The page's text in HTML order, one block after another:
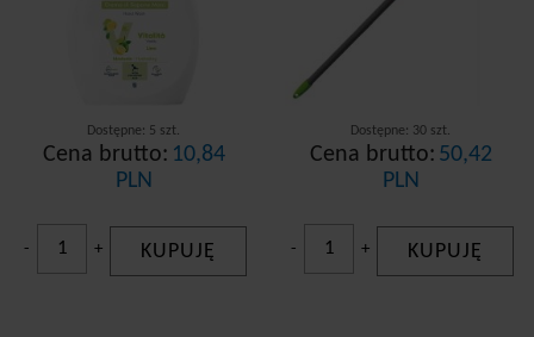
Dostępne: 5 szt.
Cena brutto: 10,84
PLN
- + KUPUJĘ
Dostępne: 30 szt.
Cena brutto: 50,42
PLN
- + KUPUJĘ